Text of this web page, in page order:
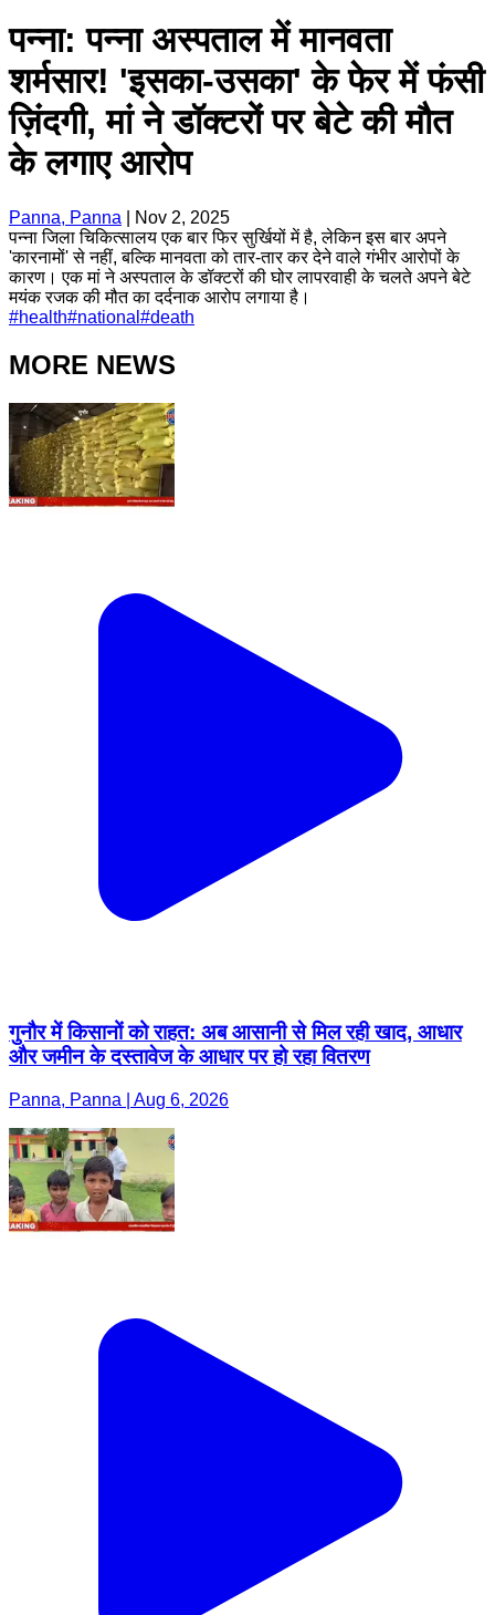
पन्ना: पन्ना अस्पताल में मानवता
शर्मसार! 'इसका-उसका' के फेर में फंसी
ज़िंदगी, मां ने डॉक्टरों पर बेटे की मौत
के लगाए आरोप
Panna, Panna
Nov 2, 2025
पन्ना जिला चिकित्सालय एक बार फिर सुर्खियों में है, लेकिन इस बार अपने
'कारनामों' से नहीं, बल्कि मानवता को तार-तार कर देने वाले गंभीर आरोपों के
कारण। एक मां ने अस्पताल के डॉक्टरों की घोर लापरवाही के चलते अपने बेटे
मयंक रजक की मौत का दर्दनाक आरोप लगाया है।
#health#national #death
MORE NEWS
गुनौर में किसानों को राहत: अब आसानी से मिल रही खाद, आधार
और जमीन के दस्तावेज के आधार पर हो रहा वितरण
Panna, Panna | Aug 6, 2026